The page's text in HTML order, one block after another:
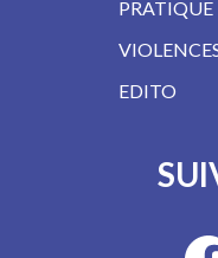
PRATIQUE
EDITO